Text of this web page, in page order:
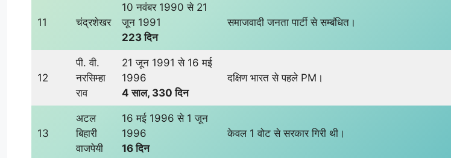
11 चंद्रशेखर
10 नवंबर 1990 से 21
जून 1991
223 दिन
समाजवादी जनता पार्टी से सम्बंधित।
12
पी. वी.
नरसिम्हा
राव
21 जून 1991 से 16 मई
1996
4 साल, 330 दिन
दक्षिण भारत से पहले PM।
13
अटल
बिहारी
वाजपेयी
16 मई 1996 से 1 जून
1996
16 दिन
केवल 1 वोट से सरकार गिरी थी।